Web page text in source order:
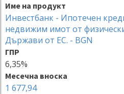
Име на продукт
Инвестбанк - Ипотечен
недвижим имот от
Държави от ЕС. - BGN
ГПР
6,35%
Месечна вноска
1 677,94